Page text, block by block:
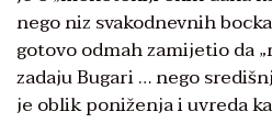
nego niz svakodnevnih
gotovo odmah zamijetio da
zadaju Bugari … nego
je oblik poniženja i uvreda